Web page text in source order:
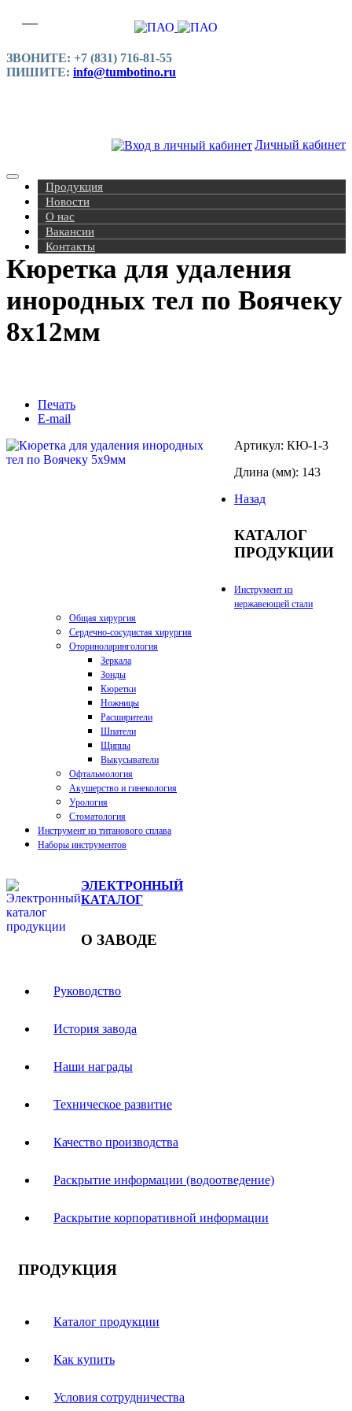
ЗВОНИТЕ: +7 (831) 716-81-55
ПИШИТЕ: info@tumbotino.ru
Личный кабинет
Продукция
Новости
О нас
Вакансии
Контакты
Кюретка для удаления
инородных тел по Воячеку
8х12мм
Печать
E-mail
Артикул: КЮ-1-3
Длина (мм): 143
Назад
КАТАЛОГ
ПРОДУКЦИИ
Инструмент из
нержавеющей стали
Общая хирургия
Сердечно-сосудистая хирургия
Оториноларингология
Зеркала
Зонды
Кюретки
Ножницы
Расширители
Шпатели
Щипцы
Выкусыватели
Офтальмология
Акушерство и гинекология
Урология
Стоматология
Инструмент из титанового сплава
Наборы инструментов
ЭЛЕКТРОННЫЙ
КАТАЛОГ
О ЗАВОДЕ
Руководство
История завода
Наши награды
Техническое развитие
Качество производства
Раскрытие информации (водоотведение)
Раскрытие корпоративной информации
ПРОДУКЦИЯ
Каталог продукции
Как купить
Условия сотрудничества